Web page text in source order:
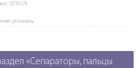
CET6575
уточнить
«Сепараторы, пальцы